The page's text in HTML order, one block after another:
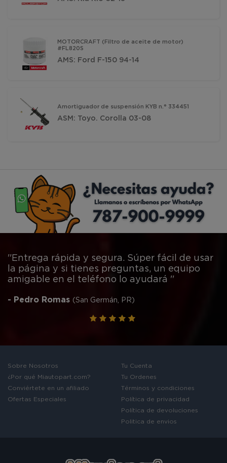
MOTORCRAFT (Filtro de aceite de motor)
#FL820S
AMS: Ford F-150 94-14
Amortiguador de suspensión KYB n.° 334451
ASM: Toyo. Corolla 03-08
''Entrega rápida y segura. Súper fácil de usar
la página y si tienes preguntas, un equipo
amigable en el teléfono lo ayudará ''
- Pedro Romas (San Germán, PR)
Sobre Nosotros
¿Por qué Miautopart.com?
Conviértete en un afiliado
Ofertas Especiales
Tu Cuenta
Tu Ordenes
Términos y condiciones
Política de privacidad
Política de devoluciones
Politica de envios